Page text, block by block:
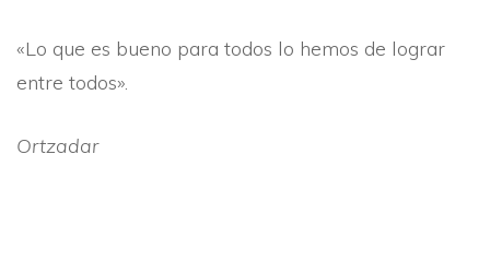
«Lo que es bueno para todos lo hemos de lograr
entre todos».
Ortzadar